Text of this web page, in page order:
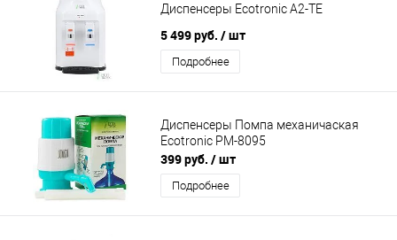
Диспенсеры Ecotronic A2-TE
5 499 руб. / шт
Подробнее
Диспенсеры Помпа механичаская
Ecotronic PM-8095
399 руб. / шт
Подробнее